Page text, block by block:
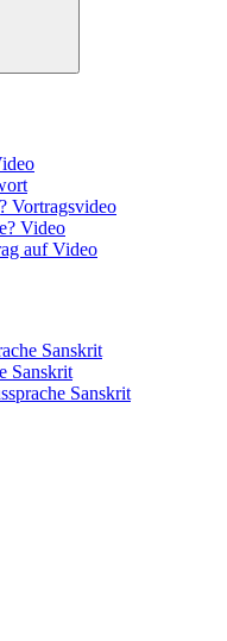
Vortragsvideo
Video
auf Video
Sanskrit
Sanskrit
Sanskrit